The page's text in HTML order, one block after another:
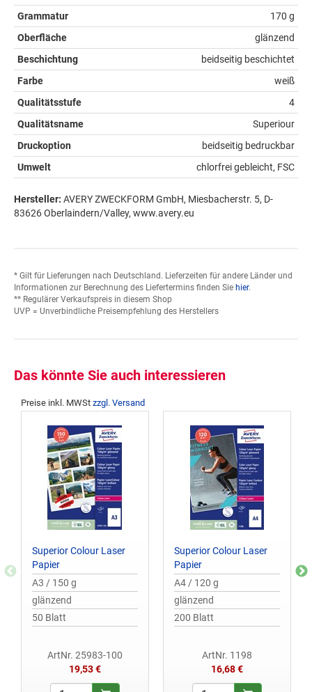
Grammatur
170 g
Oberfläche
glänzend
Beschichtung
beidseitig beschichtet
Farbe
weiß
Qualitätsstufe
4
Qualitätsname
Superiour
Druckoption
beidseitig bedruckbar
Umwelt
chlorfrei gebleicht, FSC
Hersteller: AVERY ZWECKFORM GmbH, Miesbacherstr. 5, D-
83626 Oberlaindern/Valley, www.avery.eu
* Gilt für Lieferungen nach Deutschland. Lieferzeiten für andere Länder und
Informationen zur Berechnung des Liefertermins finden Sie hier.
** Regulärer Verkaufspreis in diesem Shop
UVP = Unverbindliche Preisempfehlung des Herstellers
Das könnte Sie auch interessieren
Preise inkl. MWSt zzgl. Versand
Superior Colour Laser
Papier
A3 / 150 g
glänzend
50 Blatt
ArtNr. 25983-100
19,53 €
Superior Colour Laser
Papier
A4 / 120 g
glänzend
200 Blatt
ArtNr. 1198
16,68 €